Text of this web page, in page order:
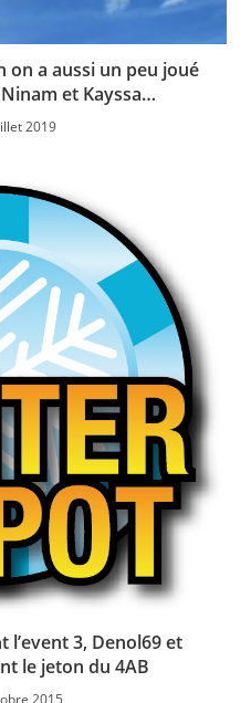
on a aussi un peu joué
et Kayssa…
2019
l’event 3, Denol69 et
le jeton du 4AB
2015